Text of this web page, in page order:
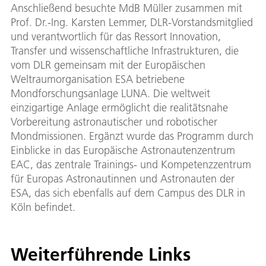
Anschließend besuchte MdB Müller zusammen mit
Prof. Dr.-Ing. Karsten Lemmer, DLR-Vorstandsmitglied
und verantwortlich für das Ressort Innovation,
Transfer und wissenschaftliche Infrastrukturen, die
vom DLR gemeinsam mit der Europäischen
Weltraumorganisation ESA betriebene
Mondforschungsanlage LUNA. Die weltweit
einzigartige Anlage ermöglicht die realitätsnahe
Vorbereitung astronautischer und robotischer
Mondmissionen. Ergänzt wurde das Programm durch
Einblicke in das Europäische Astronautenzentrum
EAC, das zentrale Trainings- und Kompetenzzentrum
für Europas Astronautinnen und Astronauten der
ESA, das sich ebenfalls auf dem Campus des DLR in
Köln befindet.
Weiterführende Links